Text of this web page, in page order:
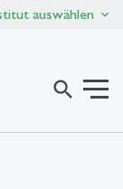
auswählen
search